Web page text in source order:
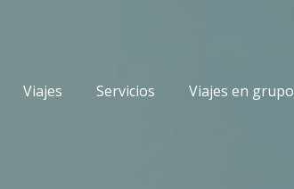
Viajes Servicios Viajes en grupo